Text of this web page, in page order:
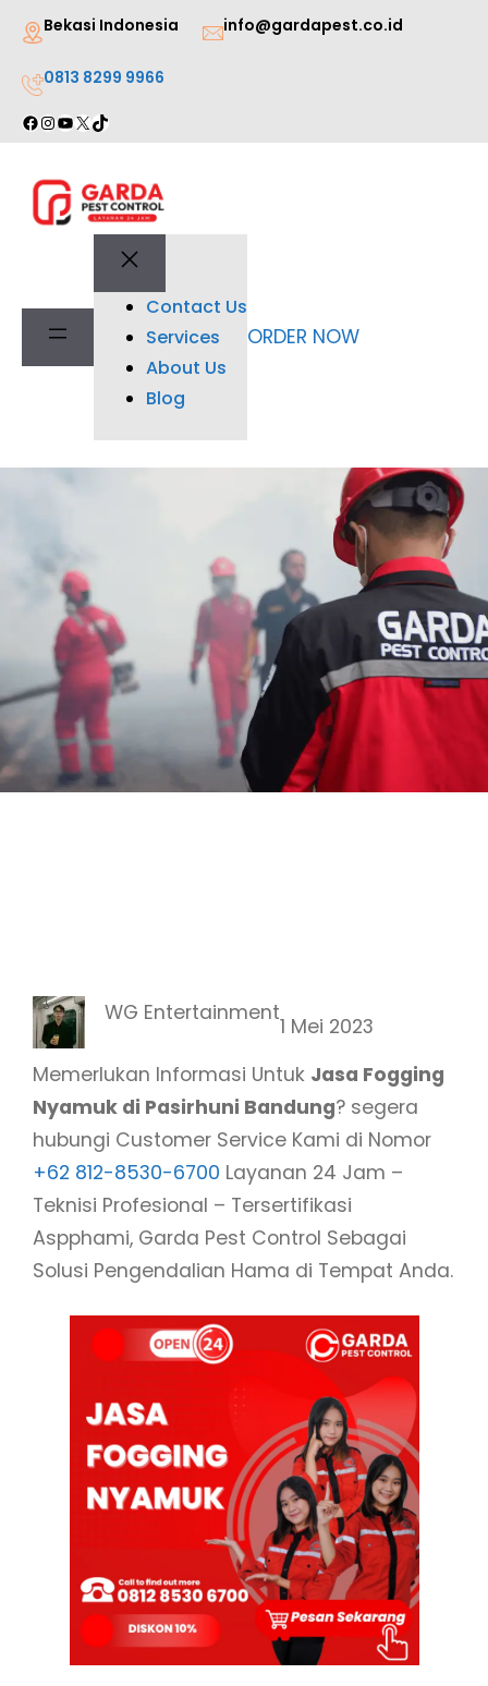
Lewati
konten
Bekasi Indonesia info@gardapest.co.id
0813 8299 9966
Facebook
Instagram
YouTube
X TikTok
Contact Us
Services
About Us
Blog
ORDER NOW
WG Entertainment
1 Mei 2023
Memerlukan Informasi Untuk Jasa Fogging
Nyamuk di Pasirhuni Bandung? segera
hubungi Customer Service Kami di Nomor
+62 812-8530-6700 Layanan 24 Jam –
Teknisi Profesional – Tersertifikasi
Aspphami, Garda Pest Control Sebagai
Solusi Pengendalian Hama di Tempat Anda.